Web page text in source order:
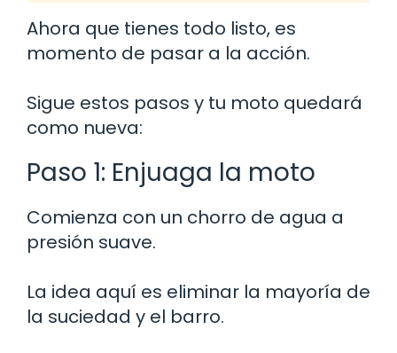
Ahora que tienes todo listo, es
momento de pasar a la acción.
Sigue estos pasos y tu moto quedará
como nueva:
Paso 1: Enjuaga la moto
Comienza con un chorro de agua a
presión suave.
La idea aquí es eliminar la mayoría de
la suciedad y el barro.